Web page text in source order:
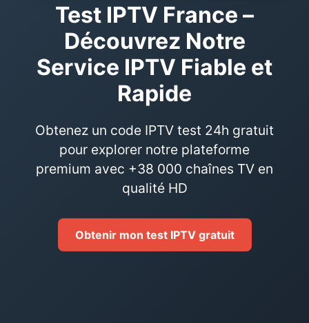
Test IPTV France –
Découvrez Notre
Service IPTV Fiable et
Rapide
Obtenez un code IPTV test 24h gratuit
pour explorer notre plateforme
premium avec +38 000 chaînes TV en
qualité HD
Obtenir mon test IPTV gratuit